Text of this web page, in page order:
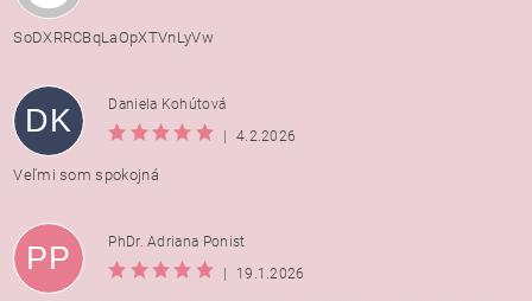
SoDXRRCBqLaOpXTVnLyVw
DK
Daniela Kohútová
|
4.2.2026
Veľmi som spokojná
PP
PhDr. Adriana Ponist
|
19.1.2026